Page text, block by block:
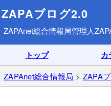
ZAPAブログ2.0
ZAPAnet総合情報局管理人
トップ カ
ZAPAnet総合情報局 > ZAPA